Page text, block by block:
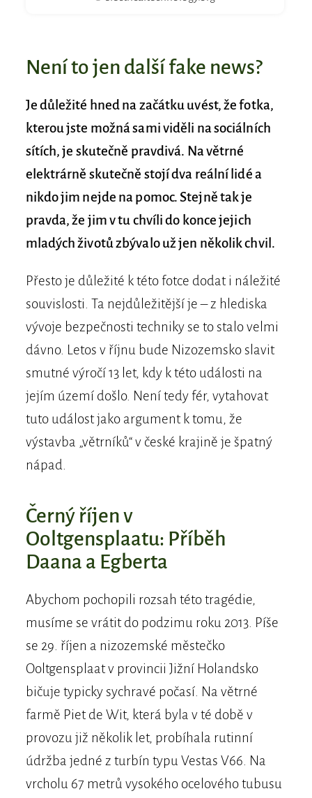
Není to jen další fake news?
Je důležité hned na začátku uvést, že fotka,
kterou jste možná sami viděli na sociálních
sítích, je skutečně pravdivá. Na větrné
elektrárně skutečně stojí dva reální lidé a
nikdo jim nejde na pomoc. Stejně tak je
pravda, že jim v tu chvíli do konce jejich
mladých životů zbývalo už jen několik chvil.
Přesto je důležité k této fotce dodat i náležité
souvislosti. Ta nejdůležitější je – z hlediska
vývoje bezpečnosti techniky se to stalo velmi
dávno. Letos v říjnu bude Nizozemsko slavit
smutné výročí 13 let, kdy k této události na
jejím území došlo. Není tedy fér, vytahovat
tuto událost jako argument k tomu, že
výstavba „větrníků“ v české krajině je špatný
nápad.
Černý říjen v
Ooltgensplaatu: Příběh
Daana a Egberta
Abychom pochopili rozsah této tragédie,
musíme se vrátit do podzimu roku 2013. Píše
se 29. říjen a nizozemské městečko
Ooltgensplaat v provincii Jižní Holandsko
bičuje typicky sychravé počasí. Na větrné
farmě Piet de Wit, která byla v té době v
provozu již několik let, probíhala rutinní
údržba jedné z turbín typu Vestas V66. Na
vrcholu 67 metrů vysokého ocelového tubusu